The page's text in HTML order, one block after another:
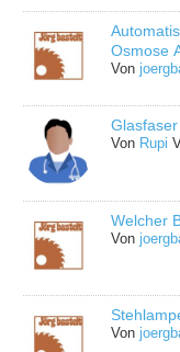
Osmose
Von
Von Rupi
Welcher
Von
Von